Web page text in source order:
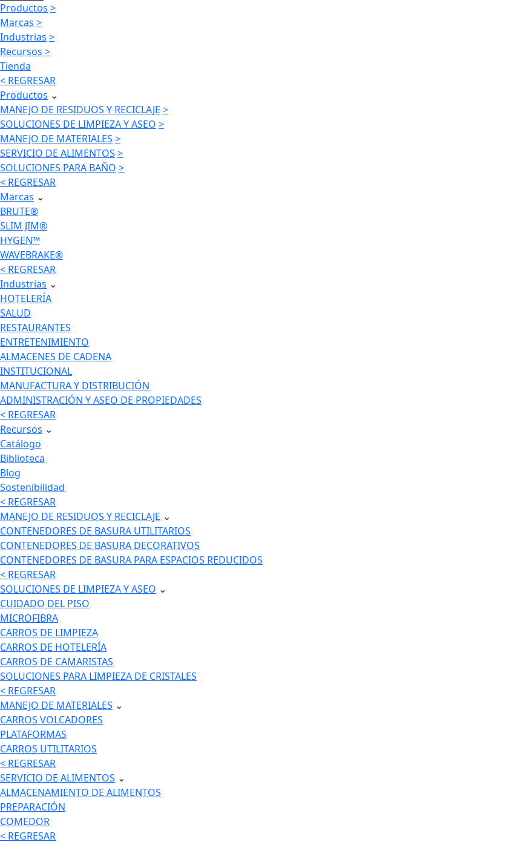
Productos >
Marcas >
Industrias >
Recursos >
Tienda
< REGRESAR
Productos ⌄
MANEJO DE RESIDUOS Y RECICLAJE >
SOLUCIONES DE LIMPIEZA Y ASEO >
MANEJO DE MATERIALES >
SERVICIO DE ALIMENTOS >
SOLUCIONES PARA BAÑO >
< REGRESAR
Marcas ⌄
BRUTE®
SLIM JIM®
HYGEN™
WAVEBRAKE®
< REGRESAR
Industrias ⌄
HOTELERÍA
SALUD
RESTAURANTES
ENTRETENIMIENTO
ALMACENES DE CADENA
INSTITUCIONAL
MANUFACTURA Y DISTRIBUCIÓN
ADMINISTRACIÓN Y ASEO DE PROPIEDADES
< REGRESAR
Recursos ⌄
Catálogo
Biblioteca
Blog
Sostenibilidad
< REGRESAR
MANEJO DE RESIDUOS Y RECICLAJE ⌄
CONTENEDORES DE BASURA UTILITARIOS
CONTENEDORES DE BASURA DECORATIVOS
CONTENEDORES DE BASURA PARA ESPACIOS REDUCIDOS
< REGRESAR
SOLUCIONES DE LIMPIEZA Y ASEO ⌄
CUIDADO DEL PISO
MICROFIBRA
CARROS DE LIMPIEZA
CARROS DE HOTELERÍA
CARROS DE CAMARISTAS
SOLUCIONES PARA LIMPIEZA DE CRISTALES
< REGRESAR
MANEJO DE MATERIALES ⌄
CARROS VOLCADORES
PLATAFORMAS
CARROS UTILITARIOS
< REGRESAR
SERVICIO DE ALIMENTOS ⌄
ALMACENAMIENTO DE ALIMENTOS
PREPARACIÓN
COMEDOR
< REGRESAR